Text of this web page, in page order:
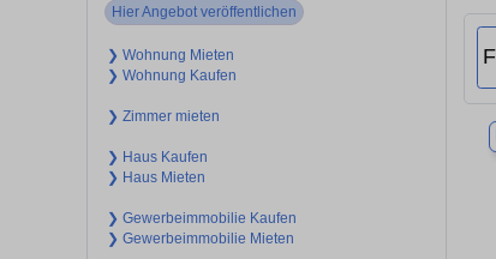
Hier Angebot veröffentlichen
❯ Wohnung Mieten
❯ Wohnung Kaufen
❯ Zimmer mieten
❯ Haus Kaufen
❯ Haus Mieten
❯ Gewerbeimmobilie Kaufen
❯ Gewerbeimmobilie Mieten